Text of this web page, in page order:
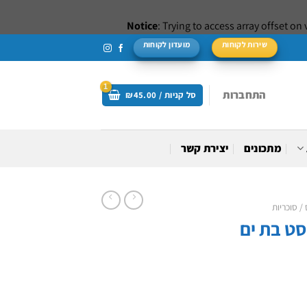
Notice: Trying to access array offset
שירות לקוחות מועדון לקוחות
התחברות סל קניות / ₪45.00
מתכונים יצירת קשר
/ סוכריות
סט בת ים